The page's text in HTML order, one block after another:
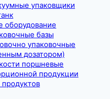
упаковщики
оборудование
базы
упаковочные
дозатором)
поршневые
продукции